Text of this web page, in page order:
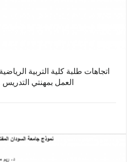
اتجاهات طلبة كلية التربية
العمل بمهنتي التدريس